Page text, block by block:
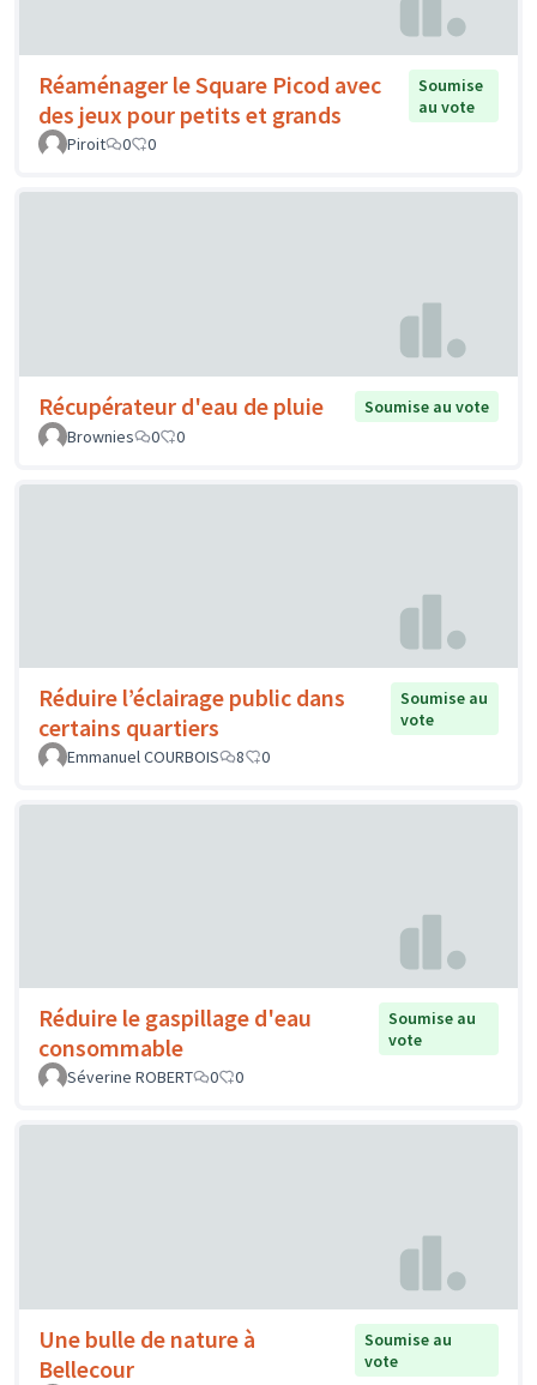
Réaménager le Square Picod avec
des jeux pour petits et grands
Soumise
au vote
Piroit
0 0
Récupérateur d'eau de pluie
Soumise au vote
Brownies
0 0
Réduire l’éclairage public dans
certains quartiers
Soumise au
vote
Emmanuel COURBOIS
8 0
Réduire le gaspillage d'eau
consommable
Soumise au
vote
Séverine ROBERT
0 0
Une bulle de nature à
Bellecour
Soumise au
vote